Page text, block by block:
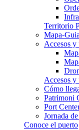
Territorio
Mapa-
Accesos y
Accesos y
Cómo
Patrimoni
Port
Jornada
Conoce el puerto